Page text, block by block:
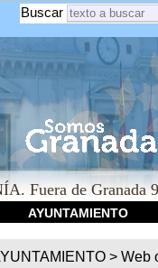
Buscar
Fuera de Granada
AYUNTAMIENTO
> Web